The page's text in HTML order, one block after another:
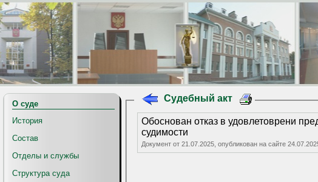
О суде
История
Состав
Отделы и службы
Структура суда
Судебный акт
Обоснован отказ в удовлетоврени
судимости
Документ от 21.07.2025, опубликован на сайте